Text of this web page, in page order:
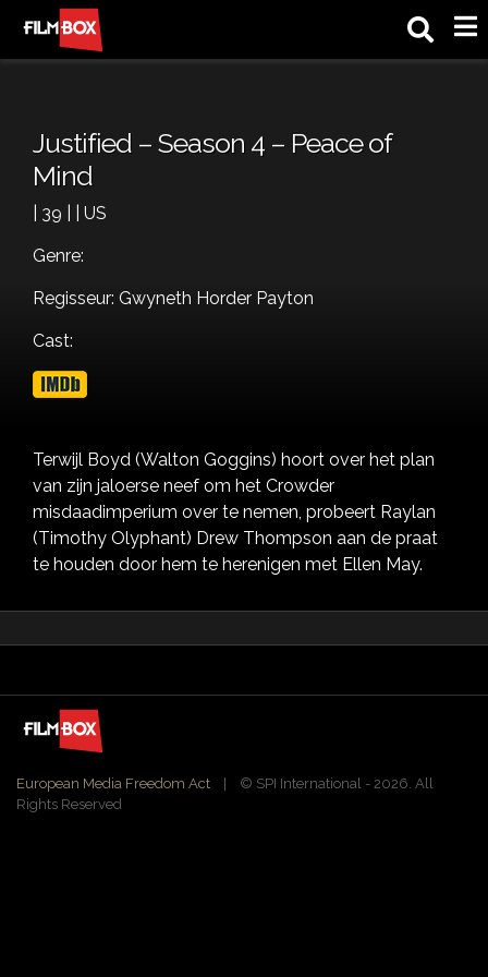
Justified – Season 4 – Peace of
Mind
| 39 | | US
Genre:
Regisseur: Gwyneth Horder Payton
Cast:
Terwijl Boyd (Walton Goggins) hoort over het plan
van zijn jaloerse neef om het Crowder
misdaadimperium over te nemen, probeert Raylan
(Timothy Olyphant) Drew Thompson aan de praat
te houden door hem te herenigen met Ellen May.
European Media Freedom Act | ©️ SPI International - 2026. All
Rights Reserved